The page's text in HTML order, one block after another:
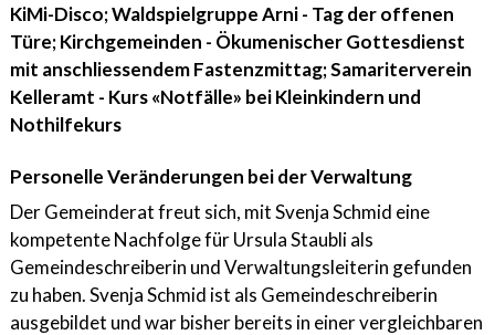
KiMi-Disco; Waldspielgruppe Arni - Tag der offenen
Türe; Kirchgemeinden - Ökumenischer Gottesdienst
mit anschliessendem Fastenzmittag; Samariterverein
Kelleramt - Kurs «Notfälle» bei Kleinkindern und
Nothilfekurs
Personelle Veränderungen bei der Verwaltung
Der Gemeinderat freut sich, mit Svenja Schmid eine
kompetente Nachfolge für Ursula Staubli als
Gemeindeschreiberin und Verwaltungsleiterin gefunden
zu haben. Svenja Schmid ist als Gemeindeschreiberin
ausgebildet und war bisher bereits in einer vergleichbaren